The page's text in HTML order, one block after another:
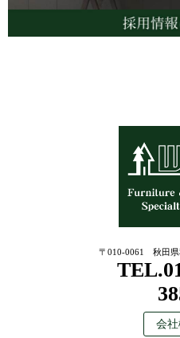
〒010-0061 秋田県
会